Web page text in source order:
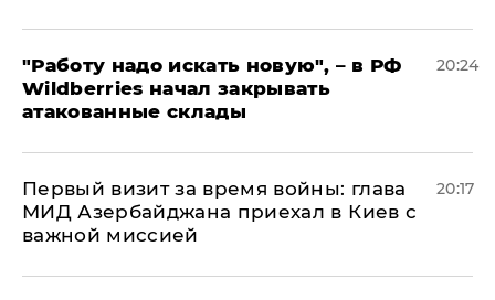
"Работу надо искать новую", – в РФ
Wildberries начал закрывать
атакованные склады
20:24
Первый визит за время войны: глава
МИД Азербайджана приехал в Киев с
важной миссией
20:17